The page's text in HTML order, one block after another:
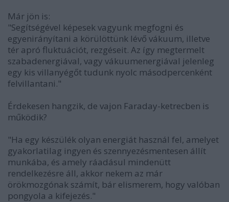
Már jön is:
"Segítségével képesek vagyunk megfogni és
egyenirányítani a körülöttünk lévő vákuum, illetve
tér apró fluktuációt, rezgéseit. Az így megtermelt
szabadenergiával, vagy vákuumenergiával jelenleg
egy kis villanyégőt tudunk nyolc másodpercenként
felvillantani."
Érdekesen hangzik, de vajon Faraday-ketrecben is
működik?
"Ha egy készülék olyan energiát használ fel, amelyet
gyakorlatilag ingyen és szennyezésmentesen állít
munkába, és amely ráadásul mindenütt
rendelkezésre áll, akkor nekem az már
örökmozgónak számít, bár elismerem, hogy valóban
pongyola a kifejezés."